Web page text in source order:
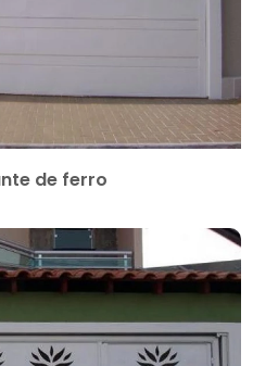
de ferro